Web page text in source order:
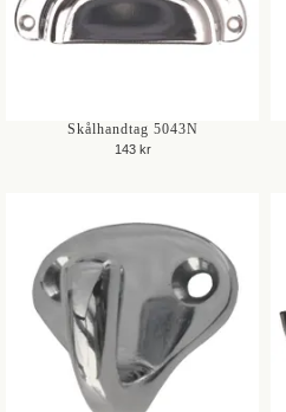
Skålhandtag 5043N
143 kr